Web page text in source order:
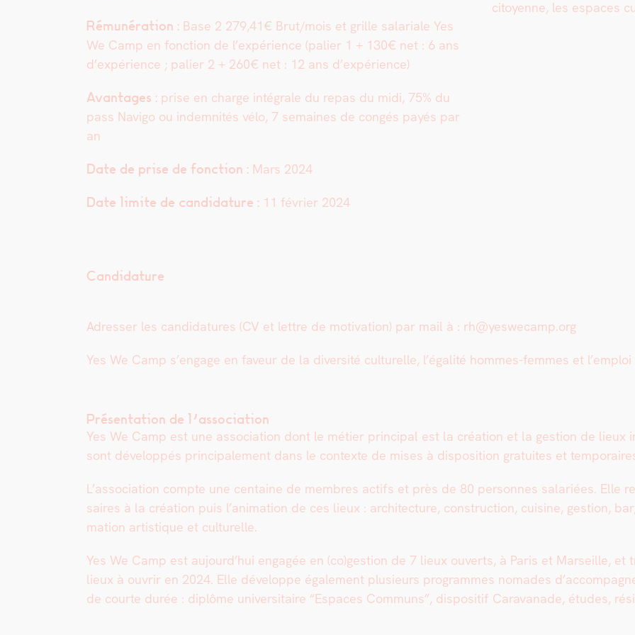
Rémunéra­tion : Base 2 279,41€ Brut/mois et grille salar­i­ale Yes
We Camp en fonc­tion de l’expérience (palier 1 + 130€ net : 6 ans
d’expérience ; palier 2 + 260€ net : 12 ans d’expérience)
Avan­tages : prise en charge inté­grale du repas du midi, 75% du
pass Nav­i­go ou indem­nités vélo, 7 semaines de con­gés payés par
an
Date de prise de fonc­tion : Mars 2024
Date lim­ite de can­di­da­ture : 11 févri­er 2024
citoyenne, les espaces
Candidature
Adress­er les can­di­da­tures (CV et let­tre de moti­va­tion) par mail à : rh@yeswecamp.org
Yes We Camp s’en­gage en faveur de la diver­sité cul­turelle, l’é­gal­ité hommes-femmes et
Présentation de l’association
Yes We Camp est une asso­ci­a­tion dont le méti­er prin­ci­pal est la créa­tion et la ges­tion de lieux
sont dévelop­pés prin­ci­pale­ment dans le con­texte de mis­es à dis­po­si­tion gra­tu­ites et
L’association compte une cen­taine de mem­bres act­ifs et près de 80 per­son­nes salariées. Elle
saires à la créa­tion puis l’animation de ces lieux : archi­tec­ture, con­struc­tion, cui­sine, ges­tion,
ma­tion artis­tique et cul­turelle.
Yes We Camp est aujour­d’hui engagée en (co)gestion de 7 lieux ouverts, à Paris et Mar­seille,
lieux à ouvrir en 2024. Elle développe égale­ment plusieurs pro­grammes nomades
de courte durée : diplôme uni­ver­si­taire “Espaces Com­muns”, dis­posi­tif Car­a­vanade, études,